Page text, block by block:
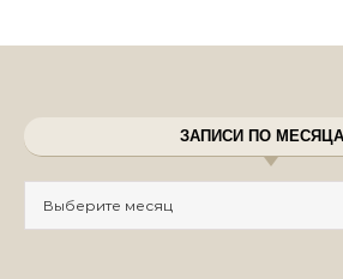
ЗАПИСИ ПО